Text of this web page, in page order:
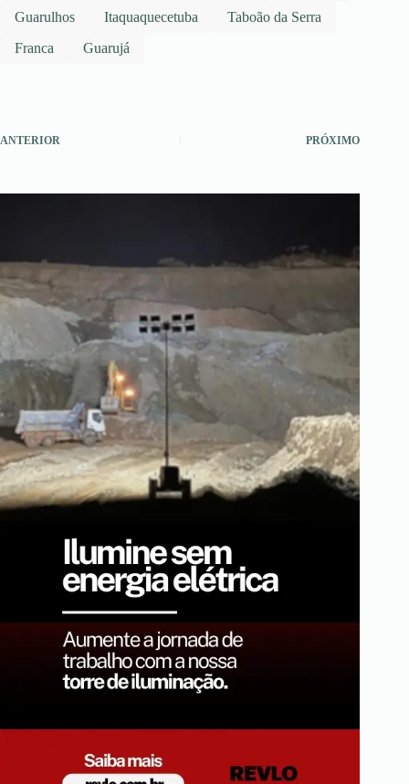
Guarulhos
Itaquaquecetuba
Taboão da Serra
Franca
Guarujá
ANTERIOR PRÓXIMO